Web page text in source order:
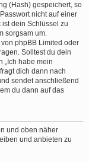
(Hash) gespeichert, so
nicht auf einer
dein Schlüssel zu
sorgsam um.
phpBB Limited oder
Solltest du dein
„Ich habe mein
dich dann nach
sendet anschließend
du dann auf das
und oben näher
und anbieten zu